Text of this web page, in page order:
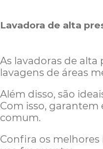
Lavadora de alta
As lavadoras de
lavagens de áreas
Além disso, são
Com isso, garantem
comum.
Confira os